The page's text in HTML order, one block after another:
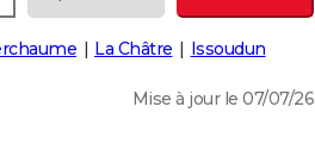
La Châtre Issoudun
Mise à jour le 07/07/26